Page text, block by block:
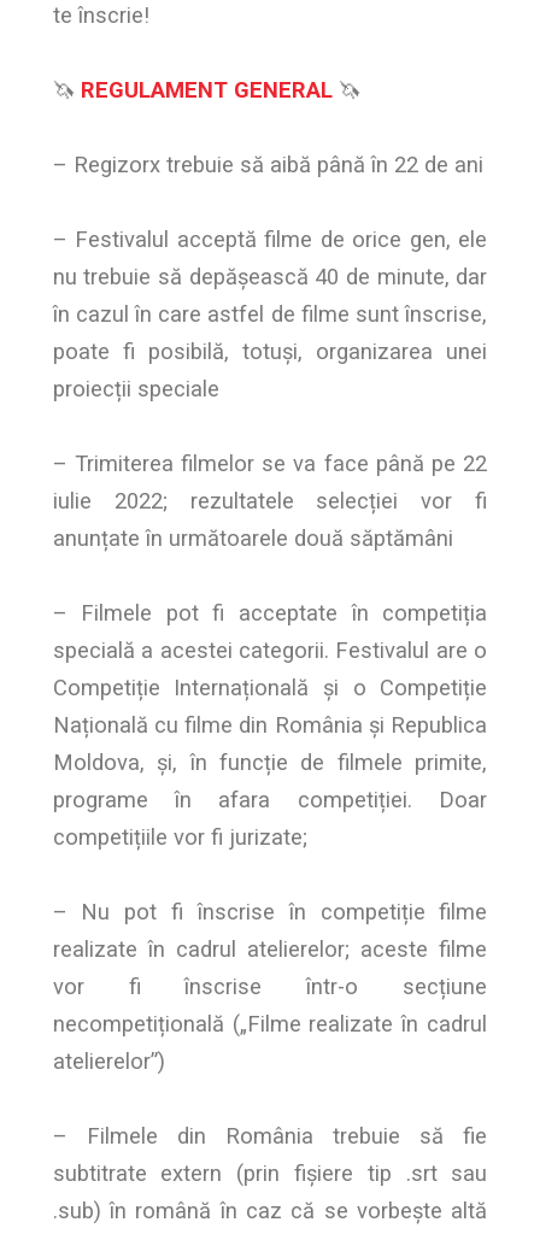
te înscrie!
🦄 REGULAMENT GENERAL🦄
– Regizorx trebuie să aibă până în 22 de ani
– Festivalul acceptă filme de orice gen, ele
nu trebuie să depășească 40 de minute, dar
în cazul în care astfel de filme sunt înscrise,
poate fi posibilă, totuși, organizarea unei
proiecții speciale
– Trimiterea filmelor se va face până pe 22
iulie 2022; rezultatele selecției vor fi
anunțate în următoarele două săptămâni
– Filmele pot fi acceptate în competiția
specială a acestei categorii. Festivalul are o
Competiție Internațională și o Competiție
Națională cu filme din România și Republica
Moldova, și, în funcție de filmele primite,
programe în afara competiției. Doar
competițiile vor fi jurizate;
– Nu pot fi înscrise în competiție filme
realizate în cadrul atelierelor; aceste filme
vor fi înscrise într-o secțiune
necompetițională („Filme realizate în cadrul
atelierelor”)
– Filmele din România trebuie să fie
subtitrate extern (prin fișiere tip .srt sau
.sub) în română în caz că se vorbește altă